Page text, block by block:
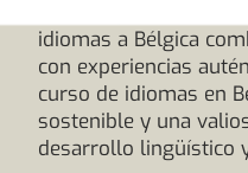
idiomas a Bélgica
con experiencias
curso de idiomas en
sostenible y una
desarrollo lingüístico